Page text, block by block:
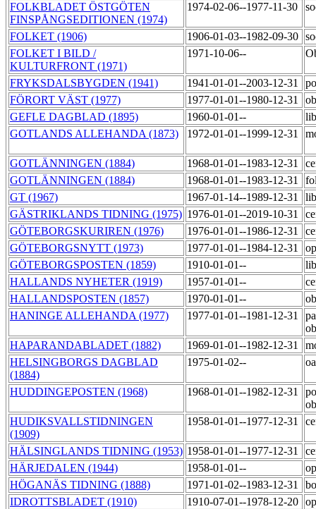
FOLKBLADET ÖSTGÖTEN
FINSPÅNGSEDITIONEN (1974)
1974-02-06--1977-11-30
FOLKET (1906) 1906-01-03--1982-09-30
FOLKET I BILD /
KULTURFRONT (1971)
1971-10-06--
FRYKSDALSBYGDEN (1941) 1941-01-01--2003-12-31
FÖRORT VÄST (1977)
1977-01-01--1980-12-31
GEFLE DAGBLAD (1895)
1960-01-01--
GOTLANDS ALLEHANDA (1873)
1972-01-01--1999-12-31
GOTLÄNNINGEN (1884) 1968-01-01--1983-12-31
GOTLÄNNINGEN (1884)
1968-01-01--1983-12-31
GT (1967)
1967-01-14--1989-12-31
GÄSTRIKLANDS TIDNING (1975) 1976-01-01--2019-10-31
GÖTEBORGSKURIREN (1976)
1976-01-01--1986-12-31
GÖTEBORGSNYTT (1973)
1977-01-01--1984-12-31
GÖTEBORGSPOSTEN (1859)
1910-01-01--
HALLANDS NYHETER (1919)
1957-01-01--
HALLANDSPOSTEN (1857)
1970-01-01--
HANINGE ALLEHANDA (1977)
1977-01-01--1981-12-31
HAPARANDABLADET (1882)
1969-01-01--1982-12-31
HELSINGBORGS DAGBLAD
(1884)
1975-01-02--
HUDDINGEPOSTEN (1968) 1968-01-01--1982-12-31
HUDIKSVALLSTIDNINGEN
(1909)
1958-01-01--1977-12-31
HÄLSINGLANDS TIDNING (1953) 1958-01-01--1977-12-31
HÄRJEDALEN (1944)
1958-01-01--
HÖGANÄS TIDNING (1888)
1971-01-02--1983-12-31
IDROTTSBLADET (1910)
1910-07-01--1978-12-20